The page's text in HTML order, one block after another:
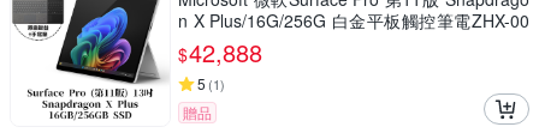
n X Plus/16G/256G 白金平板觸控筆電ZHX-00
016[附特製專業鍵盤+手寫筆組]
$42,888
5 (1)
贈品